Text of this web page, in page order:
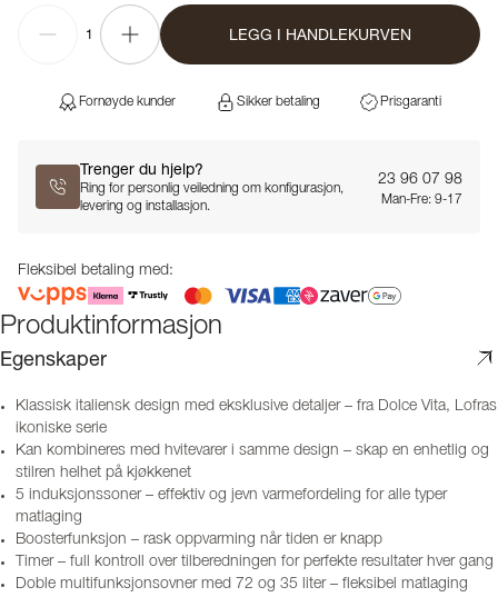
1 LEGG I HANDLEKURVEN
Fornøyde kunder Sikker betaling Prisgaranti
Trenger du hjelp?
Ring for personlig veiledning om konfigurasjon,
levering og installasjon.
23 96 07 98
Man-Fre: 9-17
Fleksibel betaling med:
Produktinformasjon
Egenskaper
Klassisk italiensk design med eksklusive detaljer – fra Dolce Vita, Lofras
ikoniske serie
Kan kombineres med hvitevarer i samme design – skap en enhetlig og
stilren helhet på kjøkkenet
5 induksjonssoner – effektiv og jevn varmefordeling for alle typer
matlaging
Boosterfunksjon – rask oppvarming når tiden er knapp
Timer – full kontroll over tilberedningen for perfekte resultater hver gang
Doble multifunksjonsovner med 72 og 35 liter – fleksibel matlaging